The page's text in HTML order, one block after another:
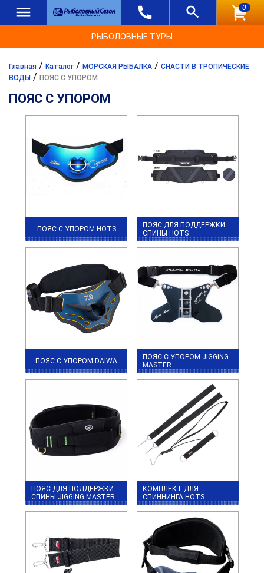
0
РЫБОЛОВНЫЕ ТУРЫ
Главная / Каталог / МОРСКАЯ РЫБАЛКА / СНАСТИ В ТРОПИЧЕСКИЕ
ВОДЫ / ПОЯС С УПОРОМ
ПОЯС С УПОРОМ
ПОЯС С УПОРОМ HOTS
ПОЯС ДЛЯ ПОДДЕРЖКИ
СПИНЫ HOTS
ПОЯС С УПОРОМ DAIWA
ПОЯС С УПОРОМ JIGGING
MASTER
ПОЯС ДЛЯ ПОДДЕРЖКИ
СПИНЫ JIGGING MASTER
КОМПЛЕКТ ДЛЯ
СПИННИНГА HOTS